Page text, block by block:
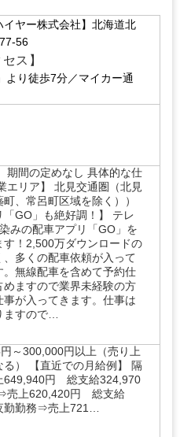
イヤー株式会社】北海道北
56
ス】
より徒歩7分／マイカー通
期間の定めなし 具体的な仕
エリア】 北見交通圏（北見
、常呂町区域を除く））
「GO」も絶好調！】 テレ
みの配車アプリ「GO」を
す！2,500万ダウンロードの
、多くの配車依頼が入って
。無線配車を含めて予約仕
めますので業界未経験の方
事が入ってきます。仕事は
ますので…
～300,000円以上（売り上
る） 【直近での月給例】 隔
649,940円 総支給324,970
売上620,420円 総支給
勤勤務⇒売上721…